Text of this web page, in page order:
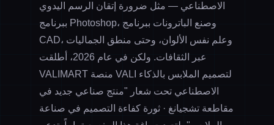
الاصطناعي — مثل ضرورة إتقان الرسم اليدوي
ببرنامج Photoshop، وصنع الباترونات ببرنامج
CAD، وعلم نفس الألوان، وحتى منطق الجماليات
عبر الثقافات. ولكن في عام 2026، أطلقت
VALIMART منصة VALI لتصميم الملابس بالذكاء
الاصطناعي تحت شعار "منتج صناعي جديد في
مقاطعة تشجيانغ · ثورة كفاءة التصميم في صناعة